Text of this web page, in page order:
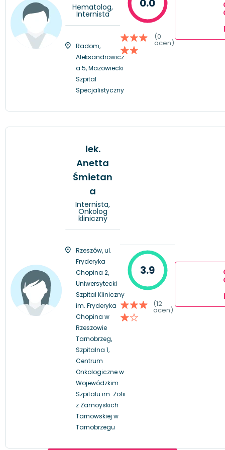
Hematolog,
Internista
Radom,
Aleksandrowicz
a 5, Mazowiecki
Szpital
Specjalistyczny
(0
ocen)
lek.
Anetta
Śmietan
a
Internista,
Onkolog
kliniczny
Rzeszów, ul.
Fryderyka
Chopina 2,
Uniwersytecki
Szpital Kliniczny
im. Fryderyka
Chopina w
Rzeszowie
Tarnobrzeg,
Szpitalna 1,
Centrum
Onkologiczne w
Wojewódzkim
Szpitalu im. Zofii
z Zamoyskich
Tarnowskiej w
Tarnobrzegu
3.9
(12
ocen)